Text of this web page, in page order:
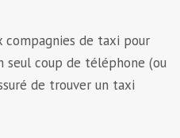
compagnies de taxi pour
seul coup de téléphone (ou
de trouver un taxi